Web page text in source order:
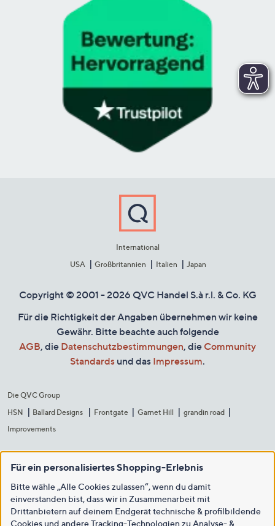
International
USA
Großbritannien Italien Japan
Copyright © 2001 - 2026 QVC Handel S.à r.l. & Co. KG
Für die Richtigkeit der Angaben übernehmen wir keine
Gewähr. Bitte beachte auch folgende
AGB, die Datenschutzbestimmungen, die Community
Standards und das Impressum.
Die QVC Group
HSN
Ballard Designs Frontgate Garnet Hill
grandin road
Improvements
Für ein personalisiertes Shopping-Erlebnis
Bitte wähle „Alle Cookies zulassen“, wenn du damit
einverstanden bist, dass wir in Zusammenarbeit mit
Drittanbietern auf deinem Endgerät technische & profilbildende
Cookies und andere Tracking-Technologien zu Analyse- &